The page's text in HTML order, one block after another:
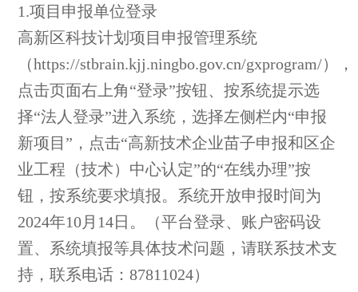
1.项目申报单位登录
高新区科技计划项目申报管理系统
（https://stbrain.kjj.ningbo.gov.cn/gxprogram/），
点击页面右上角“登录”按钮、按系统提示选
择“法人登录”进入系统，选择左侧栏内“申报
新项目”，点击“高新技术企业苗子申报和区企
业工程（技术）中心认定”的“在线办理”按
钮，按系统要求填报。系统开放申报时间为
2024年10月14日。（平台登录、账户密码设
置、系统填报等具体技术问题，请联系技术支
持，联系电话：87811024）